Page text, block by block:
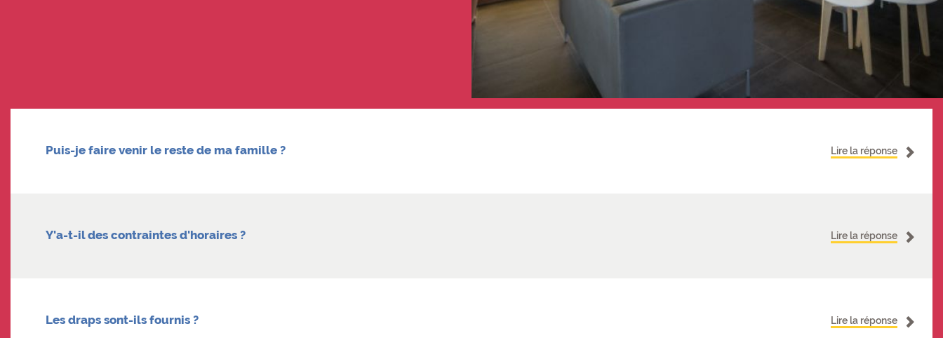
Puis-je faire venir le reste de ma famille ? Lire la réponse
Y'a-t-il des contraintes d'horaires ? Lire la réponse
Les draps sont-ils fournis ? Lire la réponse